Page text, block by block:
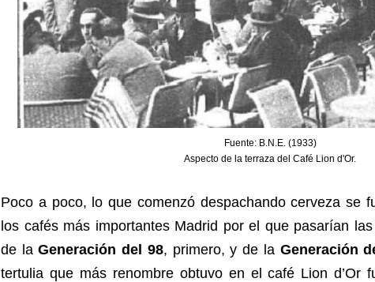
Fuente: B.N.E. (1933)
Aspecto de la terraza del Café Lion d'Or.
Poco a poco, lo que comenzó despachando cerveza se
los cafés más importantes Madrid por el que pasarían
de laGeneración del 98, primero, y de la Generación
tertulia que más renombre obtuvo en el café Lion d’Or